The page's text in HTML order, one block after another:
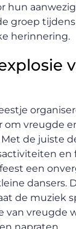
hun
groep
herinnering.
om vreugde
de juiste
en
een
dansers.
de muziek
van vreugde